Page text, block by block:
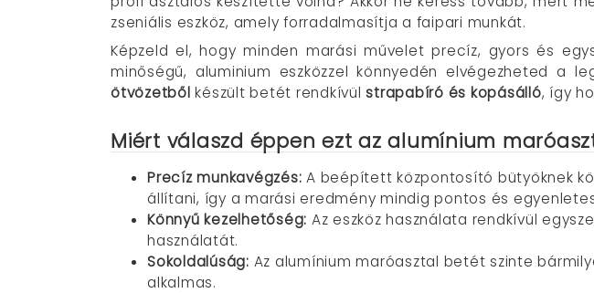
zseniális eszköz, amely forradalmasítja a faipari munkát.
Képzeld el, hogy minden marási művelet precíz, gyors és
minőségű, aluminium eszközzel könnyedén elvégezheted a
ötvözetből készült betét rendkívülstrapabíró és kopásálló, így
Miért válaszd éppen ezt az alumínium
Precíz munkavégzés: A beépített központosító bütyöknek
állítani, így a marási eredmény mindig pontos és
Könnyű kezelhetőség: Az eszköz használata rendkívül
használatát.
Sokoldalúság: Az alumínium maróasztal betét szinte
alkalmas.